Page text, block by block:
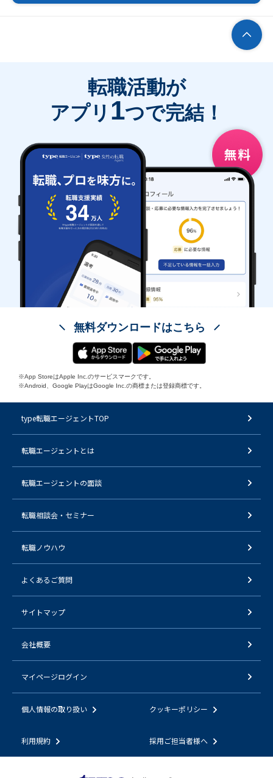
転職活動が
アプリ 1つで完結！
無料ダウンロードはこちら
※App StoreはApple Inc.のサービスマークです。
※Android、Google PlayはGoogle Inc.の商標または登録商標です。
type転職エージェントTOP
転職エージェントとは
転職エージェントの面談
転職相談会・セミナー
転職ノウハウ
よくあるご質問
サイトマップ
会社概要
マイページログイン
個人情報の取り扱い クッキーポリシー
利用規約 採用ご担当者様へ